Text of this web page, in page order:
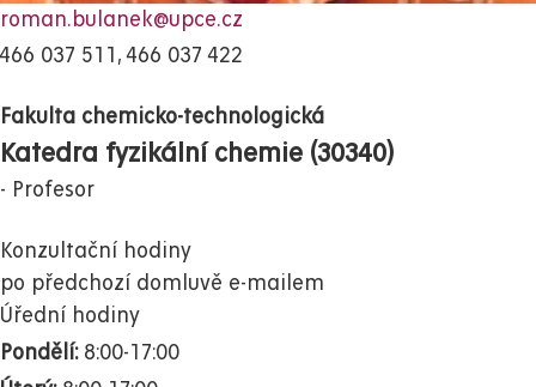
roman.bulanek@upce.cz
466 037 511, 466 037 422
Fakulta chemicko-technologická
Katedra fyzikální chemie (30340)
Profesor
Konzultační hodiny
po předchozí domluvě e-mailem
Úřední hodiny
Pondělí: 8:00-17:00